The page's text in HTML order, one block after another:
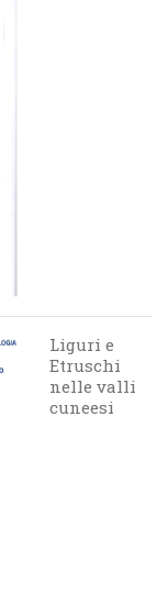
Liguri e
Etruschi
nelle valli
cuneesi